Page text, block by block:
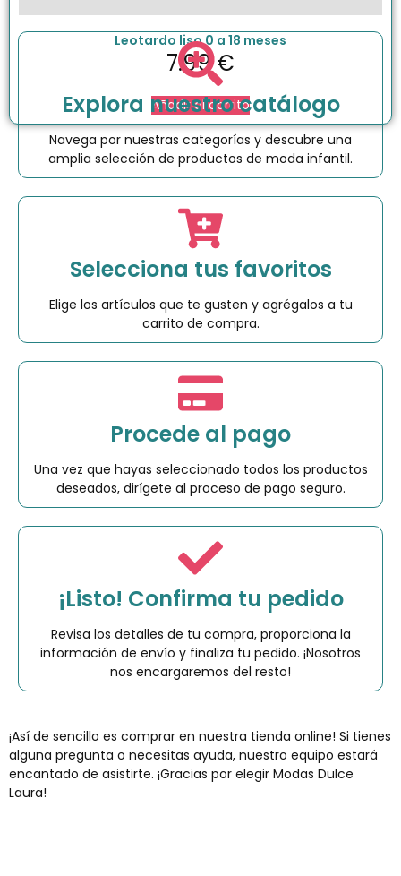
Leotardo liso 0 a 18 meses
7.99€
Añadir al carrito
Explora nuestro catálogo
Navega por nuestras categorías y descubre una
amplia selección de productos de moda infantil.
Selecciona tus favoritos
Elige los artículos que te gusten y agrégalos a tu
carrito de compra.
Procede al pago
Una vez que hayas seleccionado todos los productos
deseados, dirígete al proceso de pago seguro.
¡Listo! Confirma tu pedido
Revisa los detalles de tu compra, proporciona la
información de envío y finaliza tu pedido. ¡Nosotros
nos encargaremos del resto!
¡Así de sencillo es comprar en nuestra tienda online! Si tienes
alguna pregunta o necesitas ayuda, nuestro equipo estará
encantado de asistirte. ¡Gracias por elegir Modas Dulce
Laura!